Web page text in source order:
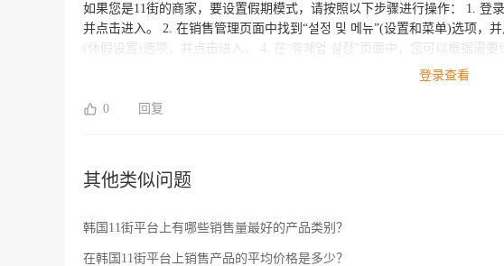
如果您是11街的商家，要设置假期模式，请按照以下步骤进行操作： 1. 登录11街商家中心，在左侧菜单栏中找到“销售管理”选项，
并点击进入。 2. 在销售管理页面中找到“설정 및 메뉴”(设置和菜单)选项，并点击进入。 3. 在“설정 및 메뉴”页面中找到“휴폐업 설정”
(休假设置)选项，并点击进入。 4. 在“휴폐업 설정”页面中，您可以根据需要设置您的休假日期和营业时间。按照提示输入您的休假
开始日期、结束日期和营业时间，然后单击“저장”(保存)按钮即可完成设置。 请注意，如果您的休假日期已经确定，为了避免影响
登录查看
0 回复
其他类似问题
韩国11街平台上有哪些销售量最好的产品类别？
在韩国11街平台上销售产品的平均价格是多少？